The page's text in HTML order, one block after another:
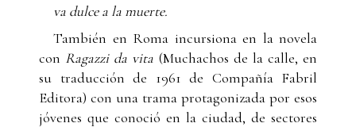
va dulce a la muerte.
También en Roma incursiona en la novela
con Ragazzi da vita (Muchachos de la calle, en
su traducción de 1961 de Compañía Fabril
Editora) con una trama protagonizada por esos
jóvenes que conoció en la ciudad, de sectores